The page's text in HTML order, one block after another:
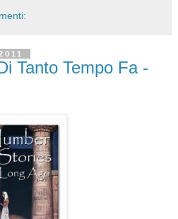
Tanto Tempo Fa -